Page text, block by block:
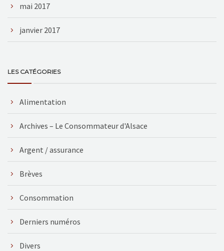
mai 2017
janvier 2017
LES CATÉGORIES
Alimentation
Archives – Le Consommateur d'Alsace
Argent / assurance
Brèves
Consommation
Derniers numéros
Divers